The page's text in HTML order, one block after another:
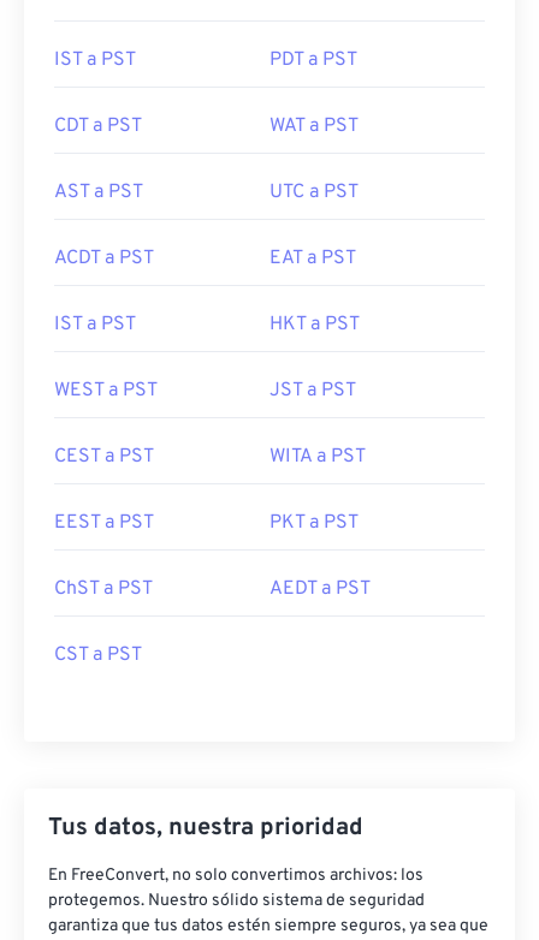
IST a PST PDT a PST
CDT a PST WAT a PST
AST a PST UTC a PST
ACDT a PST EAT a PST
IST a PST HKT a PST
WEST a PST JST a PST
CEST a PST WITA a PST
EEST a PST PKT a PST
ChST a PST AEDT a PST
CST a PST
Tus datos, nuestra prioridad
En FreeConvert, no solo convertimos archivos: los
protegemos. Nuestro sólido sistema de seguridad
garantiza que tus datos estén siempre seguros, ya sea que